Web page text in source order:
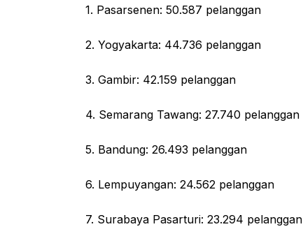
1. Pasarsenen: 50.587 pelanggan
2. Yogyakarta: 44.736 pelanggan
3. Gambir: 42.159 pelanggan
4. Semarang Tawang: 27.740 pelanggan
5. Bandung: 26.493 pelanggan
6. Lempuyangan: 24.562 pelanggan
7. Surabaya Pasarturi: 23.294 pelanggan